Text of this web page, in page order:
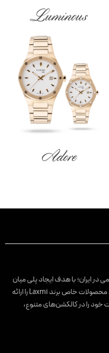
Luminous
Adore
ایران؛ با هدف ایجاد پلی میان
شما و برند لوکس و اصیل مورد علاقه‌تان، محصولات خاص برند Laxmi را ارائه
را در کالکشن‌های متنوع،